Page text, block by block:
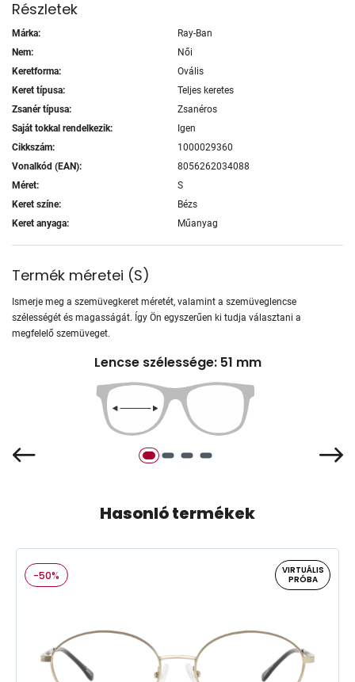
Részletek
Márka:
Ray-Ban
Nem:
Női
Keretforma:
Ovális
Keret típusa:
Teljes keretes
Zsanér típusa:
Zsanéros
Saját tokkal rendelkezik:
Igen
Cikkszám:
1000029360
Vonalkód (EAN):
8056262034088
Méret:
S
Keret színe:
Bézs
Keret anyaga:
Műanyag
Termék méretei (S)
Ismerje meg a szemüvegkeret méretét, valamint a szemüveglencse
szélességét és magasságát. Így Ön egyszerűen ki tudja választani a
megfelelő szemüveget.
Lencse szélessége: 51 mm
Hasonló termékek
-50%
VIRTUÁLIS
PRÓBA